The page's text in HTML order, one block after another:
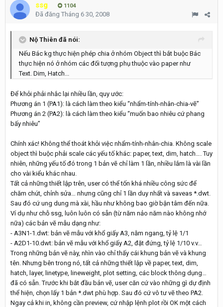
ssg 1104
Đã đăng Tháng 6 30, 2008
Nộ Thiên đã nói:
Nếu Bác kg thực hiện phép chia ở nhóm Object thì bắt buộc Bác
thực hiện nó ở nhóm các đối tượng phụ thuộc vào paper như
Text. Dim, Hatch...
Để khỏi phải nhắc lại nhiều lần, quy ước:
Phương án 1 (PA1): là cách làm theo kiểu “nhẩm-tính-nhân-chia-vẽ”
Phương án 2 (PA2): là cách làm theo kiểu “muốn bao nhiêu cứ phang
bấy nhiêu”
Chính xác! Không thể thoát khỏi việc nhẩm-tính-nhân-chia. Không scale
object thì buộc phải scale các yếu tố khác: paper, text, dim, hatch…. Tuy
nhiên, những yếu tố đó trong 1 bản vẽ chỉ làm 1 lần, nhiều lắm là vài lần
cho vài kiểu khác nhau.
Tất cả những thiết lập trên, user có thể tốn khá nhiều công sức để
chăm chút, chỉnh sửa… nhưng cũng chỉ 1 lần duy nhất và saveas *.dwt.
Sau đó cứ ung dung mà xài, hầu như không bao giờ bận tâm đến nữa.
Ví dụ như chỗ ssg, luôn luôn có sẵn (từ năm nảo năm nào không nhớ
nữa) các bản vẽ mẫu dạng như:
- A3N1-1.dwt: bản vẽ mẫu với khổ giấy A3, nằm ngang, tỷ lệ 1/1
- A2D1-10.dwt: bản vẽ mẫu với khổ giấy A2, đặt đứng, tỷ lệ 1/10 v.v…
Trong những bản vẽ này, nhìn vào chỉ thấy cái khung bản vẽ và khung
tên. Nhưng bên trong nó, tất cả những thiết lập về paper, text, dim,
hatch, layer, linetype, lineweight, plot setting, các block thông dụng…
đã có sẵn. Trước khi bắt đầu bản vẽ, user căn cứ vào những gì dự định
thể hiện, chọn lấy 1 bản *.dwt phù hợp. Sau đó cứ vô tư vẽ theo PA2.
Ngay cả khi in, không cần preview, cứ nhập lệnh plot rồi OK một cách